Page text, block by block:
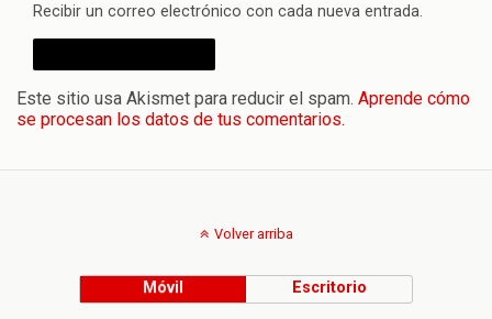
Recibir un correo electrónico con cada nueva entrada.
Este sitio usa Akismet para reducir el spam. Aprende cómo
se procesan los datos de tus comentarios.
Volver arriba
Móvil Escritorio